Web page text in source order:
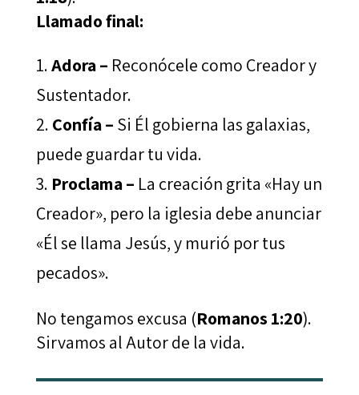
Llamado final:
Adora – Reconócele como Creador y
Sustentador.
Confía – Si Él gobierna las galaxias,
puede guardar tu vida.
Proclama – La creación grita «Hay un
Creador», pero la iglesia debe anunciar
«Él se llama Jesús, y murió por tus
pecados».
No tengamos excusa (Romanos 1:20).
Sirvamos al Autor de la vida.